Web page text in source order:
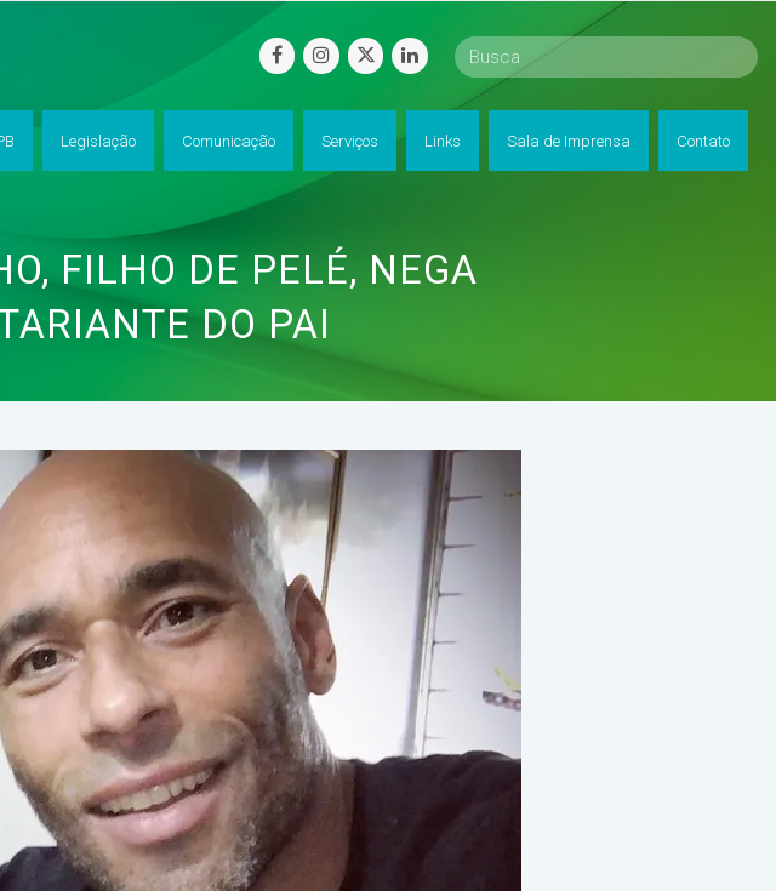
facebookinstagram
twitterlinkedin
Legislação Comunicação Serviços Links Sala de Imprensa Contato
FILHO DE PELÉ, NEGA
DO PAI